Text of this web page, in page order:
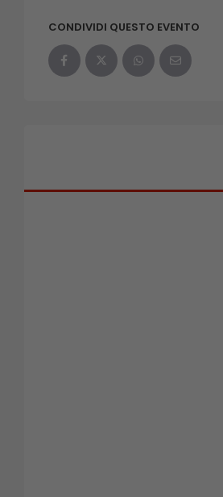
CONDIVIDI QUESTO EVENTO